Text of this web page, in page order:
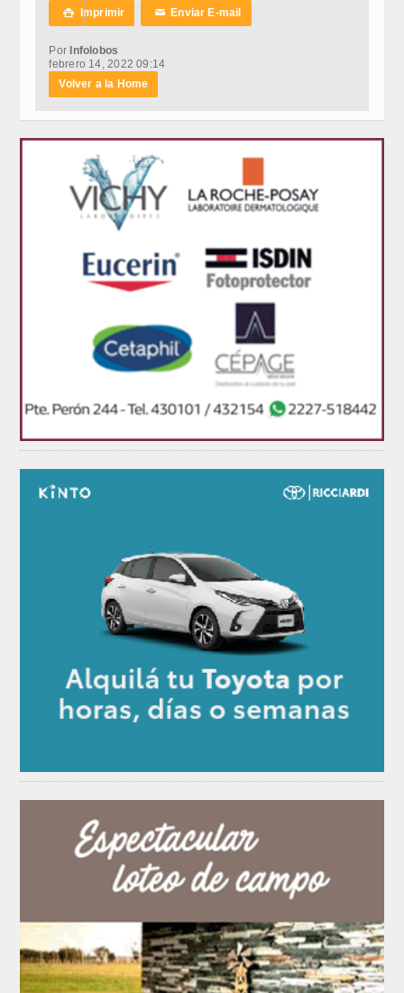
 Imprimir ✉Enviar E-mail
Por Infolobos
febrero 14, 2022 09:14
Volver a la Home